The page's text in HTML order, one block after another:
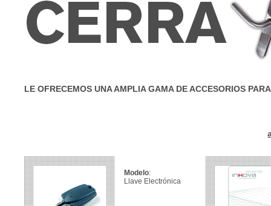
LE OFRECEMOS UNA AMPLIA GAMA DE ACCESORIOS
Modelo:
Llave Electrónica